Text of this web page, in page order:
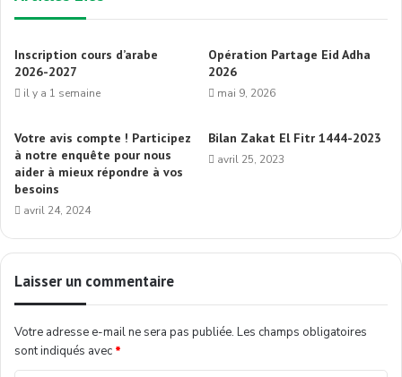
Inscription cours d’arabe
2026-2027
il y a 1 semaine
Opération Partage Eid Adha
2026
mai 9, 2026
Votre avis compte ! Participez
à notre enquête pour nous
aider à mieux répondre à vos
besoins
avril 24, 2024
Bilan Zakat El Fitr 1444-2023
avril 25, 2023
Laisser un commentaire
Votre adresse e-mail ne sera pas publiée. Les champs obligatoires
sont indiqués avec *